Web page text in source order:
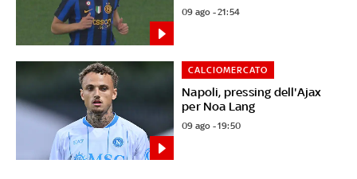
09 ago - 21:54
Napoli, pressing dell'Ajax
per Noa Lang
CALCIOMERCATO
09 ago - 19:50